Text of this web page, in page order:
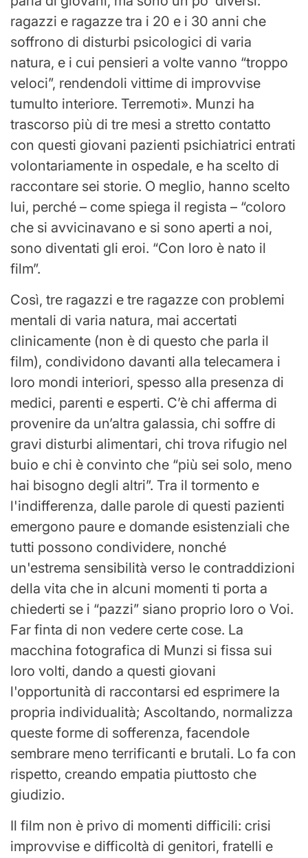
ragazzi e ragazze tra i 20 e i 30 anni che
soffrono di disturbi psicologici di varia
natura, e i cui pensieri a volte vanno “troppo
veloci”, rendendoli vittime di improvvise
tumulto interiore. Terremoti». Munzi ha
trascorso più di tre mesi a stretto contatto
con questi giovani pazienti psichiatrici entrati
volontariamente in ospedale, e ha scelto di
raccontare sei storie. O meglio, hanno scelto
lui, perché – come spiega il regista – “coloro
che si avvicinavano e si sono aperti a noi,
sono diventati gli eroi. “Con loro è nato il
film”.
Così, tre ragazzi e tre ragazze con problemi
mentali di varia natura, mai accertati
clinicamente (non è di questo che parla il
film), condividono davanti alla telecamera i
loro mondi interiori, spesso alla presenza di
medici, parenti e esperti. C’è chi afferma di
provenire da un’altra galassia, chi soffre di
gravi disturbi alimentari, chi trova rifugio nel
buio e chi è convinto che “più sei solo, meno
hai bisogno degli altri”. Tra il tormento e
l'indifferenza, dalle parole di questi pazienti
emergono paure e domande esistenziali che
tutti possono condividere, nonché
un'estrema sensibilità verso le contraddizioni
della vita che in alcuni momenti ti porta a
chiederti se i “pazzi” siano proprio loro o Voi.
Far finta di non vedere certe cose. La
macchina fotografica di Munzi si fissa sui
loro volti, dando a questi giovani
l'opportunità di raccontarsi ed esprimere la
propria individualità; Ascoltando, normalizza
queste forme di sofferenza, facendole
sembrare meno terrificanti e brutali. Lo fa con
rispetto, creando empatia piuttosto che
giudizio.
Il film non è privo di momenti difficili: crisi
improvvise e difficoltà di genitori, fratelli e